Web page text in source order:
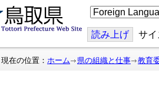
こ
の
ジ
を
翻
読み上げ サ
現在の位置： ホーム 県の組織と仕事 教育